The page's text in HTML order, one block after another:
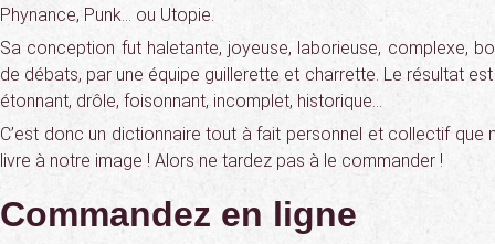
Phynance, Punk… ou Utopie.
Sa conception fut haletante, joyeuse, laborieuse, complexe,
de débats, par une équipe guillerette et charrette. Le résultat
étonnant, drôle, foisonnant, incomplet, historique…
C’est donc un dictionnaire tout à fait personnel et collectif que
livre à notre image ! Alors ne tardez pas à le commander !
Commandez en ligne